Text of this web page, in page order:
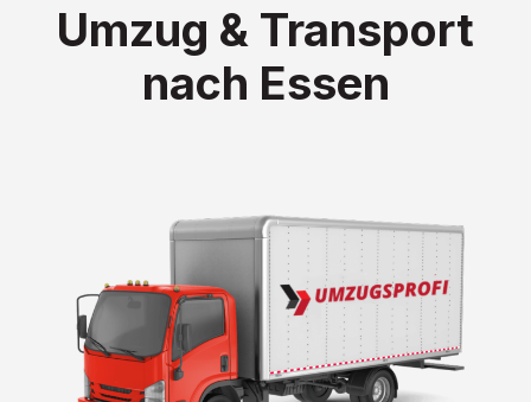
Umzug & Transport
nach Essen